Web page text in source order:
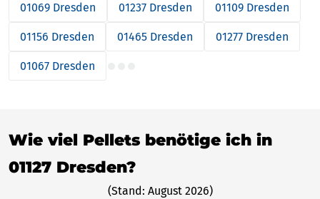
01069 Dresden 01237 Dresden 01109 Dresden
01156 Dresden 01465 Dresden 01277 Dresden
01067 Dresden
Wie viel Pellets benötige ich in
01127 Dresden?
(Stand: August 2026)